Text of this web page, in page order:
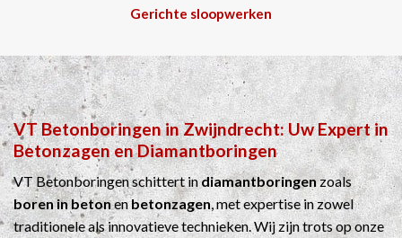
Gerichte sloopwerken
VT BetonboringeninZwijndrecht: Uw Expert in
BetonzagenenDiamantboringen
VT Betonboringen schittert indiamantboringenzoals
boren in betonenbetonzagen, met expertise in zowel
traditionele als innovatieve technieken. Wij zijn trots op onze